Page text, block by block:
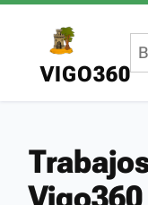
VIGO360